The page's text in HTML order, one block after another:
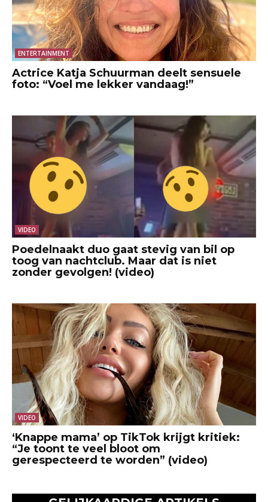
ENTERTAINMENT
Actrice Katja Schuurman deelt sensuele
foto: “Voel me lekker vandaag!”
VIDEO
Poedelnaakt duo gaat stevig van bil op
toog van nachtclub. Maar dat is niet
zonder gevolgen! (video)
VIDEO
‘Knappe mama’ op TikTok krijgt kritiek:
“Je toont te veel bloot om
gerespecteerd te worden” (video)